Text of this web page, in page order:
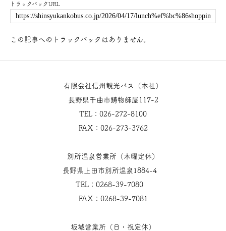
トラックバックURL
この記事へのトラックバックはありません。
有限会社信州観光バス（本社）
長野県千曲市鋳物師屋117-2
TEL：026-272-8100
FAX：026-273-3762
別所温泉営業所（木曜定休）
長野県上田市別所温泉1884-4
TEL：0268-39-7080
FAX：0268-39-7081
坂城営業所（日・祝定休）